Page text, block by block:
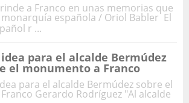
a Franco en unas memorias que
española / Oriol Babler El
r ...
para el alcalde Bermúdez
el monumento a Franco
para el alcalde Bermúdez sobre el
Gerardo Rodríguez "Al alcalde